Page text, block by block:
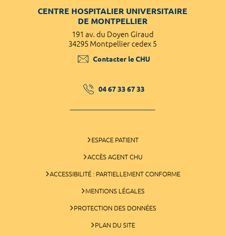
CENTRE HOSPITALIER UNIVERSITAIRE
DE MONTPELLIER
191 av. du Doyen Giraud
34295 Montpellier cedex 5
Contacter le CHU
04 67 33 67 33
ESPACE PATIENT
ACCÈS AGENT CHU
ACCESSIBILITÉ : PARTIELLEMENT CONFORME
MENTIONS LÉGALES
PROTECTION DES DONNÉES
PLAN DU SITE